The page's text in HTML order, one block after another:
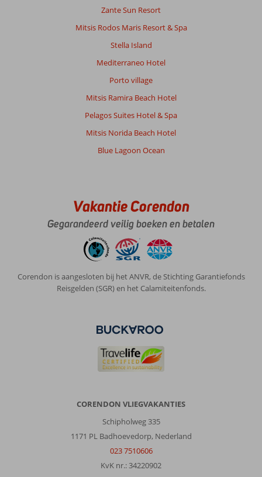
Zante Sun Resort
Mitsis Rodos Maris Resort & Spa
Stella Island
Mediterraneo Hotel
Porto village
Mitsis Ramira Beach Hotel
Pelagos Suites Hotel & Spa
Mitsis Norida Beach Hotel
Blue Lagoon Ocean
Vakantie Corendon
Gegarandeerd veilig boeken en betalen
Corendon is aangesloten bij het ANVR, de Stichting Garantiefonds
Reisgelden (SGR) en het Calamiteitenfonds.
CORENDON VLIEGVAKANTIES
Schipholweg 335
1171 PL Badhoevedorp, Nederland
023 7510606
KvK nr.: 34220902